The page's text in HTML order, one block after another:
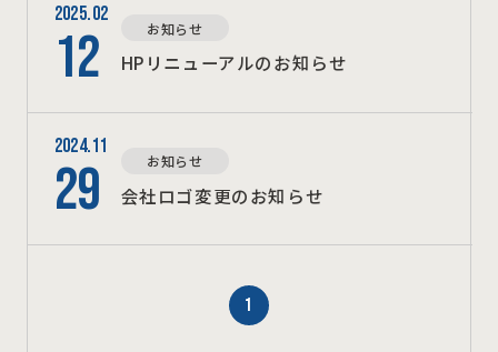
2025.02
12 お知らせ
HPリニューアルのお知らせ
2024.11
29 お知らせ
会社ロゴ変更のお知らせ
1